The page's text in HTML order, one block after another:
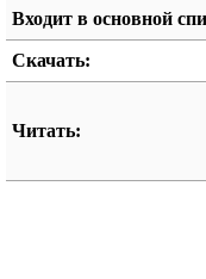
Входит в основной
Скачать:
Читать: